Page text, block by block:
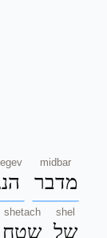
midbar
מדבר
shel
של
shetach
שטח